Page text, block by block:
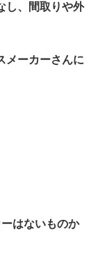
、
間取りや外
メーカーさんに
はないものか